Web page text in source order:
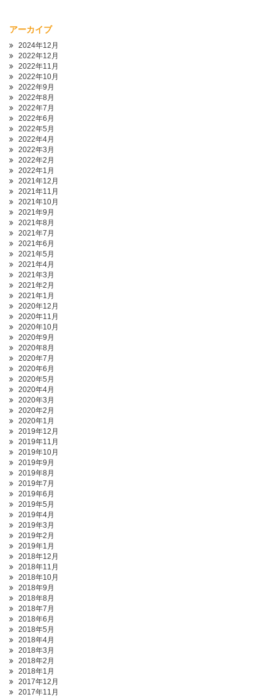
アーカイブ
2024年12月
2022年12月
2022年11月
2022年10月
2022年9月
2022年8月
2022年7月
2022年6月
2022年5月
2022年4月
2022年3月
2022年2月
2022年1月
2021年12月
2021年11月
2021年10月
2021年9月
2021年8月
2021年7月
2021年6月
2021年5月
2021年4月
2021年3月
2021年2月
2021年1月
2020年12月
2020年11月
2020年10月
2020年9月
2020年8月
2020年7月
2020年6月
2020年5月
2020年4月
2020年3月
2020年2月
2020年1月
2019年12月
2019年11月
2019年10月
2019年9月
2019年8月
2019年7月
2019年6月
2019年5月
2019年4月
2019年3月
2019年2月
2019年1月
2018年12月
2018年11月
2018年10月
2018年9月
2018年8月
2018年7月
2018年6月
2018年5月
2018年4月
2018年3月
2018年2月
2018年1月
2017年12月
2017年11月